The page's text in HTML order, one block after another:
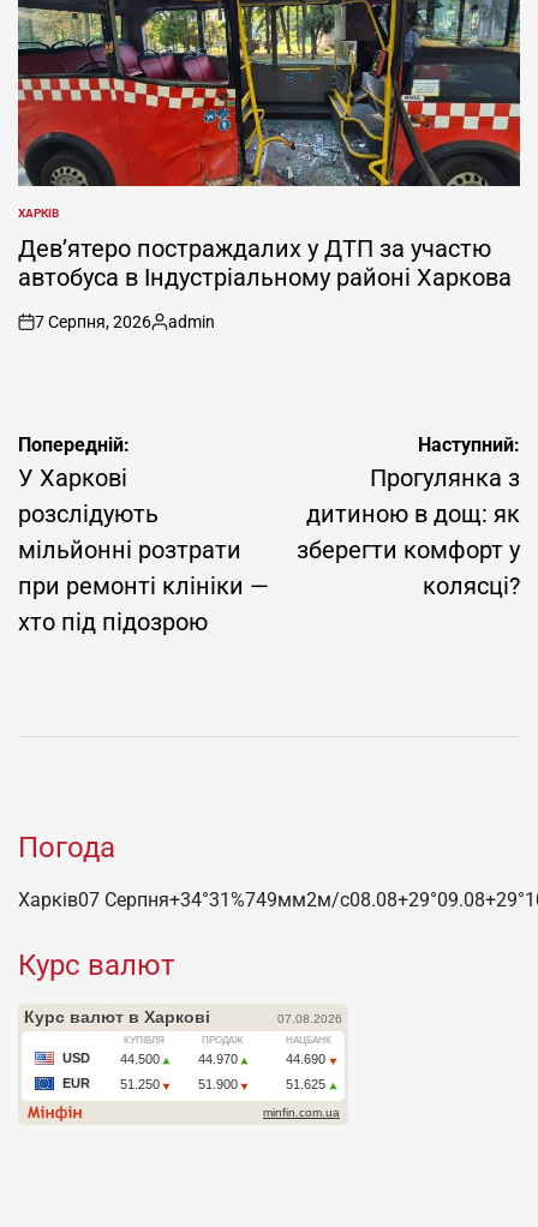
ОПУБЛІКУВАТИ
У
ХАРКІВ
Дев’ятеро постраждалих у ДТП за участю
автобуса в Індустріальному районі Харкова
on
7 Серпня, 2026
Опубліковано
admin
Навігація
записів
Попередній:
У Харкові
розслідують
мільйонні розтрати
при ремонті клініки —
хто під підозрою
Наступний:
Прогулянка з
дитиною в дощ: як
зберегти комфорт у
колясці?
Погода
Харків07 Серпня+34°31%749мм2м/c08.08+29°09.08+29°
Курс валют